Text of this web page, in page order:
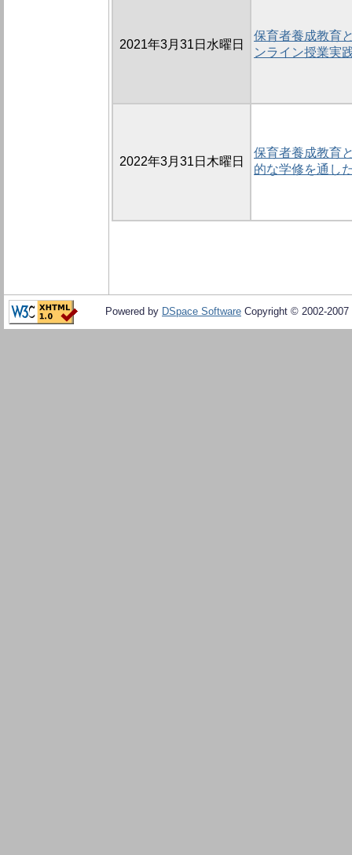
2021年3月31日水曜日
保育者養成教育
ンライン授業実
2022年3月31日木曜日
保育者養成教育
的な学修を通し
Powered by DSpace Software Copyright © 2002-2007